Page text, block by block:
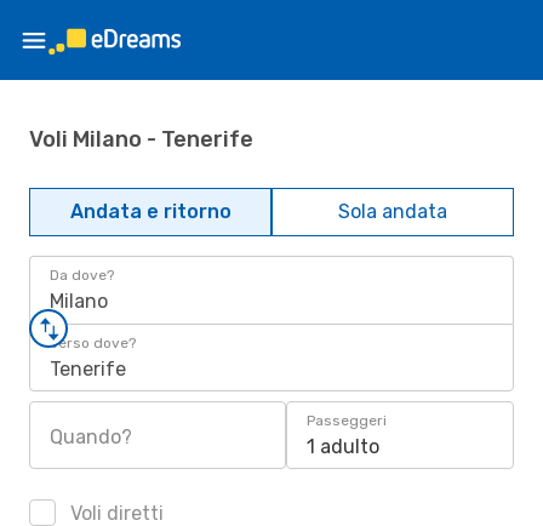
Voli Milano - Tenerife
Andata e ritorno Sola andata
Da dove?
Milano
Verso dove?
Tenerife
Quando?
Passeggeri
1 adulto
Voli diretti